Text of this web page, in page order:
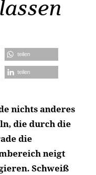
teilen
teilen
nichts anderes
die durch die
die
neigt
Schweiß